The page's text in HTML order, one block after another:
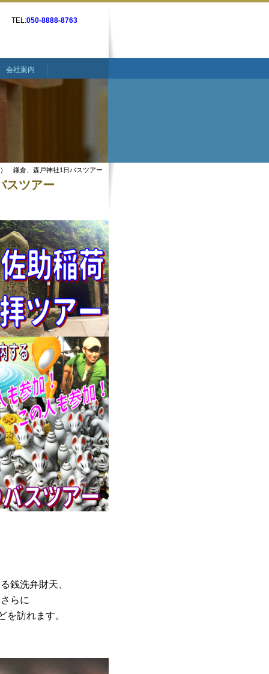
TEL:050-8888-8763
会社案内
鎌倉、森戸神社1日バスツアー
スツアー
銭洗弁財天、
さらに
を訪れます。